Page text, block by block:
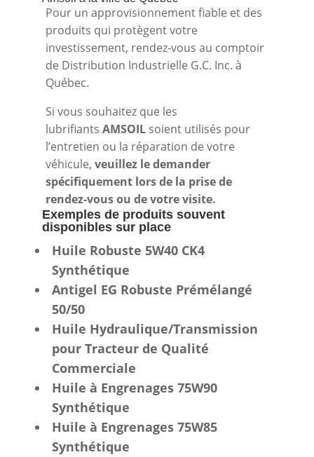
Pour un approvisionnement fiable et des
produits qui protègent votre
investissement, rendez-vous au comptoir
de Distribution Industrielle G.C. Inc. à
Québec.
Si vous souhaitez que les
lubrifiants AMSOILsoient utilisés pour
l’entretien ou la réparation de votre
véhicule, veuillez le demander
spécifiquement lors de la prise de
rendez-vous ou de votre visite.
Exemples de produits souvent
disponibles sur place
Huile Robuste 5W40 CK4
Synthétique
Antigel EG Robuste Prémélangé
50/50
Huile Hydraulique/Transmission
pour Tracteur de Qualité
Commerciale
Huile à Engrenages 75W90
Synthétique
Huile à Engrenages 75W85
Synthétique